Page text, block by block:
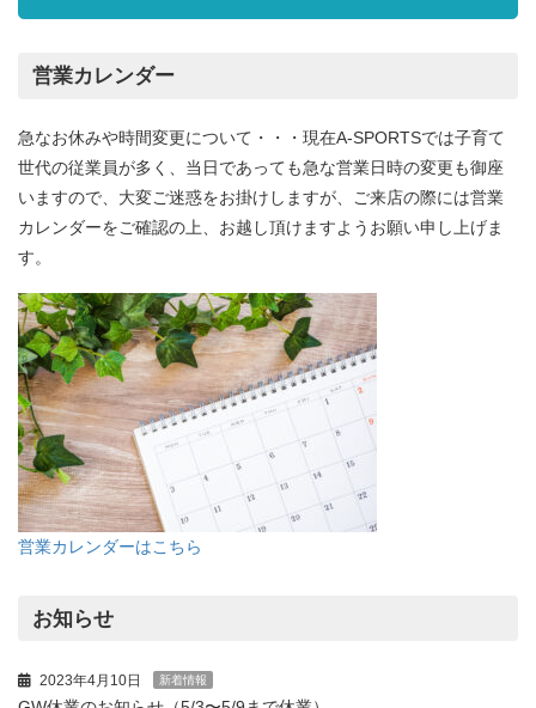
営業カレンダー
急なお休みや時間変更について・・・現在A-SPORTSでは子育て
世代の従業員が多く、当日であっても急な営業日時の変更も御座
いますので、大変ご迷惑をお掛けしますが、ご来店の際には営業
カレンダーをご確認の上、お越し頂けますようお願い申し上げま
す。
営業カレンダーはこちら
お知らせ
2023年4月10日 新着情報